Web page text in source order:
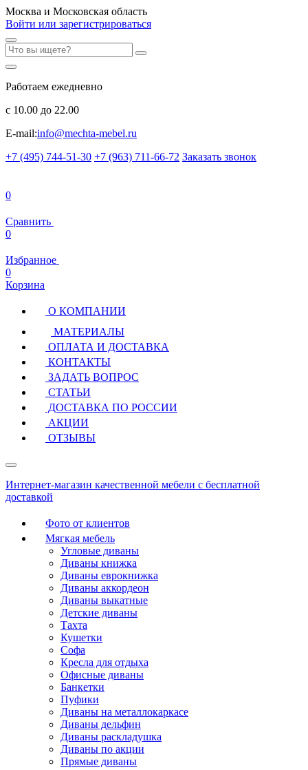
Москва и Московская область
Войти или зарегистрироваться
Работаем ежедневно
с 10.00 до 22.00
E-mail:info@mechta-mebel.ru
+7 (495) 744-51-30 +7 (963) 711-66-72 Заказать звонок
0
Сравнить
0
Избранное
0
Корзина
О КОМПАНИИ
МАТЕРИАЛЫ
ОПЛАТА И ДОСТАВКА
КОНТАКТЫ
ЗАДАТЬ ВОПРОС
СТАТЬИ
ДОСТАВКА ПО РОССИИ
АКЦИИ
ОТЗЫВЫ
Интернет-магазин качественной мебели с бесплатной
доставкой
Фото от клиентов
Мягкая мебель
Угловые диваны
Диваны книжка
Диваны еврокнижка
Диваны аккордеон
Диваны выкатные
Детские диваны
Тахта
Кушетки
Софа
Кресла для отдыха
Офисные диваны
Банкетки
Пуфики
Диваны на металлокаркасе
Диваны дельфин
Диваны раскладушка
Диваны по акции
Прямые диваны